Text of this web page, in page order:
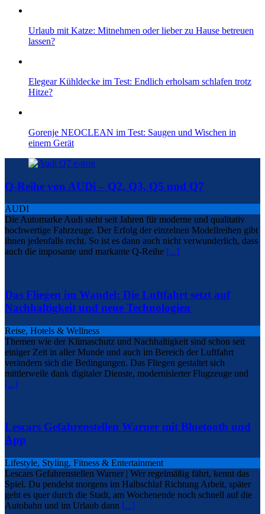
Urlaub mit Katze: Mitnehmen oder lieber zu Hause betreuen
lassen?
Elegear Kühldecke im Test: Endlich erholsam schlafen trotz
Hitze?
Gorenje NEOCLEAN im Test: Saugen und Wischen in
einem Gerät
Q-Reihe von AUDi – Q2, Q3, Q5 und Q7
AUDI
Die Automarke Audi steht seit Jahren für moderne und qualitativ
hochwertige Fahrzeuge. Der Erfolg der einzelnen Modellreihen gibt
ihnen jedenfalls recht. So ist es dann auch nicht verwunderlich, dass
auch die imposante und markante Q-Reihe [...]
Das Fliegen im Wandel: Die Luftfahrt setzt auf
Nachhaltigkeit und neue Technologien
Reise, Hotels & Wellness
Themen wie der Klimaschutz und Nachhaltigkeit sind schon seit
einiger Zeit in aller Munde und auch im Bereich der Luftfahrt
verändern sich die Bedingungen. Das Fliegen gestaltet sich
mittlerweile dank digitaler Dienste, modernisierter Flugzeuge und
[...]
Lescars Gefahrenstellen Warner mit Bluetooth und
App
Lifestyle, Styling, Fitness & Entertainment
Lescars Gefahrenstellen Warner | Wer regelmäßig fährt, kennt das
Spiel. Du pendelst morgens im Halbschlaf Richtung Arbeit, später
geht es quer durch die Stadt, am Wochenende noch schnell auf die
Autobahn und im Urlaub dann [...]